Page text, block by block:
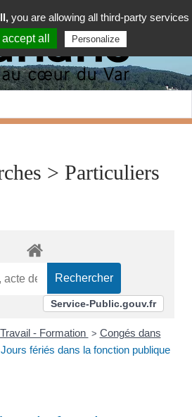
> Particuliers
Service-Public.gouv.fr
Travail - Formation > Congés dans
Jours fériés dans la fonction publique
you are allowing all third-party services
all
Personalize